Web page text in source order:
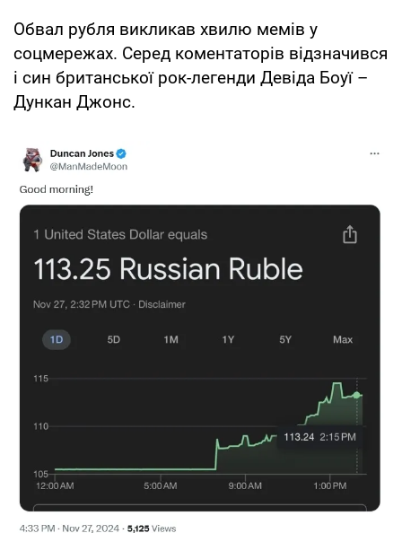
Обвал рубля викликав хвилю мемів у
соцмережах. Серед коментаторів відзначився
і син британської рок-легенди Девіда Боуї –
Дункан Джонс.